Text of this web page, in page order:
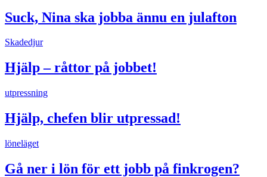
Suck, Nina ska jobba ännu en julafton
Skadedjur
Hjälp – råttor på jobbet!
utpressning
Hjälp, chefen blir utpressad!
löneläget
Gå ner i lön för ett jobb på finkrogen?